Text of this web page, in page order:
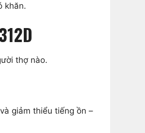
khăn.
thợ nào.
giảm thiểu tiếng ồn –